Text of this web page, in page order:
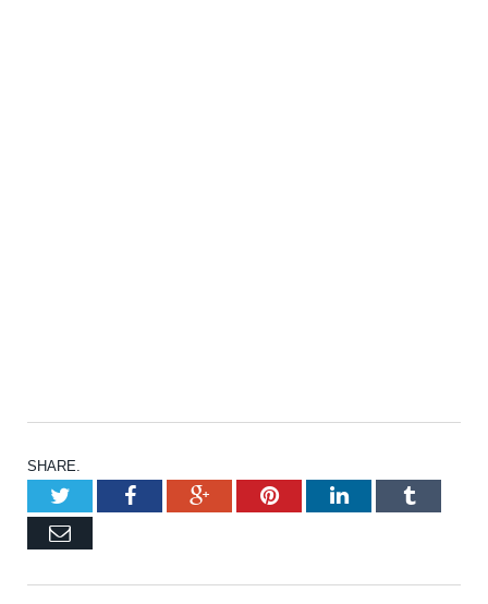
SHARE.
TwitterFacebookGoogle+PinterestLinkedInTumblr
Email